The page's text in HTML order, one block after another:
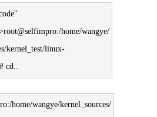
home/wangye/
kernel_test/linux-
cd..
home/wangye/kernel_sources/